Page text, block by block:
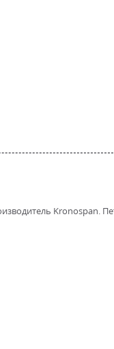
Kronospan.